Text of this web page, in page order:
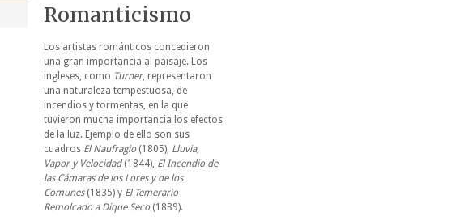
Romanticismo
Los artistas románticos concedieron
una gran importancia al paisaje. Los
ingleses, como Turner, representaron
una naturaleza tempestuosa, de
incendios y tormentas, en la que
tuvieron mucha importancia los efectos
de la luz. Ejemplo de ello son sus
cuadros El Naufragio(1805), Lluvia,
Vapor y Velocidad(1844), El Incendio de
las Cámaras de los Lores y de los
Comunes(1835) y El Temerario
Remolcado a Dique Seco(1839).